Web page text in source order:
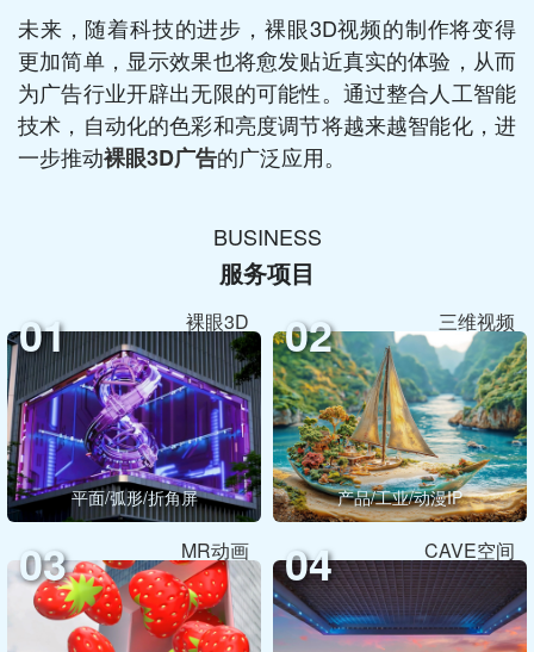
未来，随着科技的进步，裸眼3D视频的制作将变得
更加简单，显示效果也将愈发贴近真实的体验，从而
为广告行业开辟出无限的可能性。通过整合人工智能
技术，自动化的色彩和亮度调节将越来越智能化，进
一步推动裸眼3D广告的广泛应用。
BUSINESS
服务项目
01 裸眼3D
平面/弧形/折角屏
02 三维视频
产品/工业/动漫IP
03 MR动画 04 CAVE空间